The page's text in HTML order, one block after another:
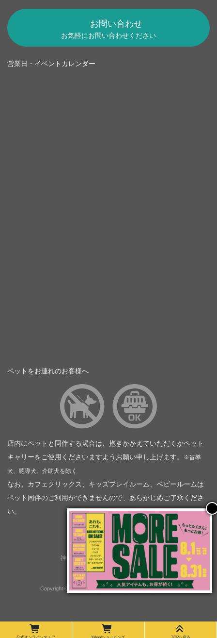
お問い合わせ
お気軽にお問い合わせください
営業日・イベントカレンダー
ペットをお連れのお客様へ
店内にペットと同伴する場合は、抱きかかえていただくかペット
キャリーをご使用くださいますようお願い申し上げます。
※盲導
犬、聴導犬、介助犬を除く
なお、カフェクリックス、キッズプレイルーム、ベビールームは
ペット同伴のご利用ができませんので、あらかじめご了承くださ
い。
神奈川トヨタ自動車（企業情報）
トヨタモビリティ神奈川
株式会社会社ＫＴグループ
Copyright © GOOD OPEN AIRS myX All Rights Reserved.
公式オンラインストア Yahoo!ショッピング TOPへ戻る